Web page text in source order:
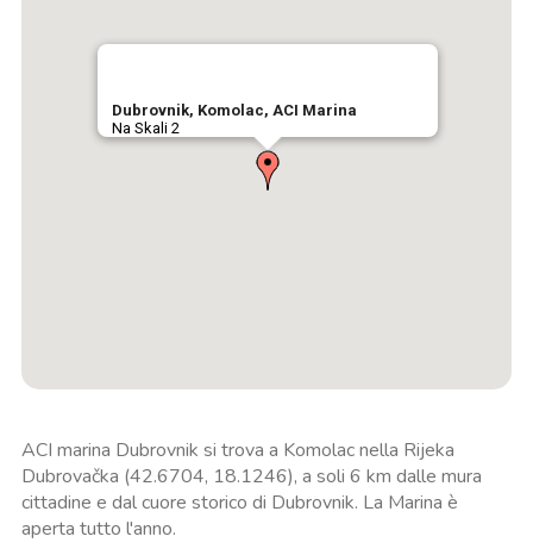
Dubrovnik, Komolac, ACI Marina
Na Skali 2
ACI marina Dubrovnik si trova a Komolac nella Rijeka
Dubrovačka (42.6704, 18.1246), a soli 6 km dalle mura
cittadine e dal cuore storico di Dubrovnik. La Marina è
aperta tutto l'anno.